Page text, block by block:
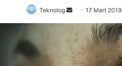
Teknolog
Bir
e-
posta
göndermek
17 Mart 2019